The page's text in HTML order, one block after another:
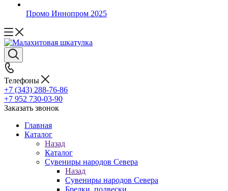
Промо Иннопром 2025
Телефоны
+7 (343) 288-76-86
+7 952 730-03-90
Заказать звонок
Главная
Каталог
Назад
Каталог
Сувениры народов Севера
Назад
Сувениры народов Севера
Брелки, подвески